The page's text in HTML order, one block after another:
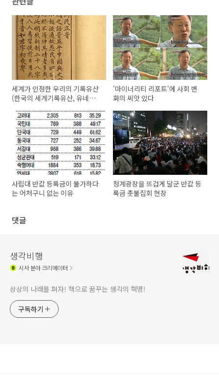
세계가 인정한 우리의 기록유산
(한국의 세계기록유산, 유네스
네스코 세계기록유산)
'마이너리티 리포트'에 사회 변
화의 씨앗 있다
사립대 반값 등록금이 불가하다
는 어처구니 없는 이유
청계광장을 뜨겁게 달군 반값 등
록금 촛불집회 현장
댓글
생각비행
시사분야 크리에이터
상상의 나래를 펴자! 책으로 꿈꾸는 생각의 혁명!
구독하기